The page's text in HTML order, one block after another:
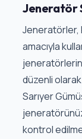
Jeneratör
Jeneratörler,
amacıyla
jeneratörlerin
düzenli
Sarıyer
kontrol